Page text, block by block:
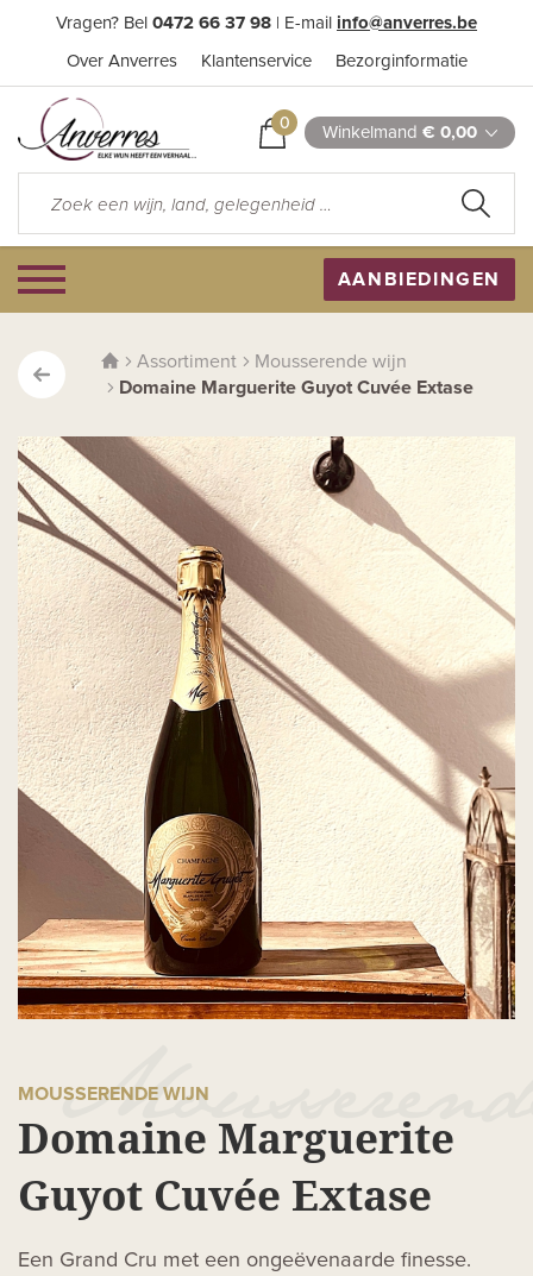
Vragen? Bel 0472 66 37 98 | E-mail info@anverres.be
Over Anverres Klantenservice Bezorginformatie
0 Winkelmand € 0,00
AANBIEDINGEN
Assortiment
Mousserende wijn
Domaine Marguerite Guyot Cuvée Extase
MOUSSERENDE WIJN
Domaine Marguerite
Guyot Cuvée Extase
Een Grand Cru met een ongeëvenaarde finesse.